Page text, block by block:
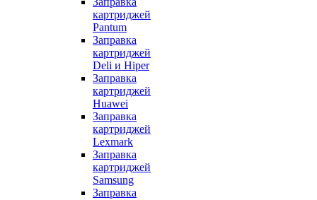
картриджей
Pantum
Заправка
картриджей
Deli и Hiper
Заправка
картриджей
Huawei
Заправка
картриджей
Lexmark
Заправка
картриджей
Samsung
Заправка